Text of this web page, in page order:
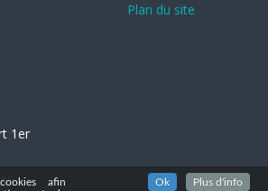
1er
Plan du site
afin
Ok Plus d'info